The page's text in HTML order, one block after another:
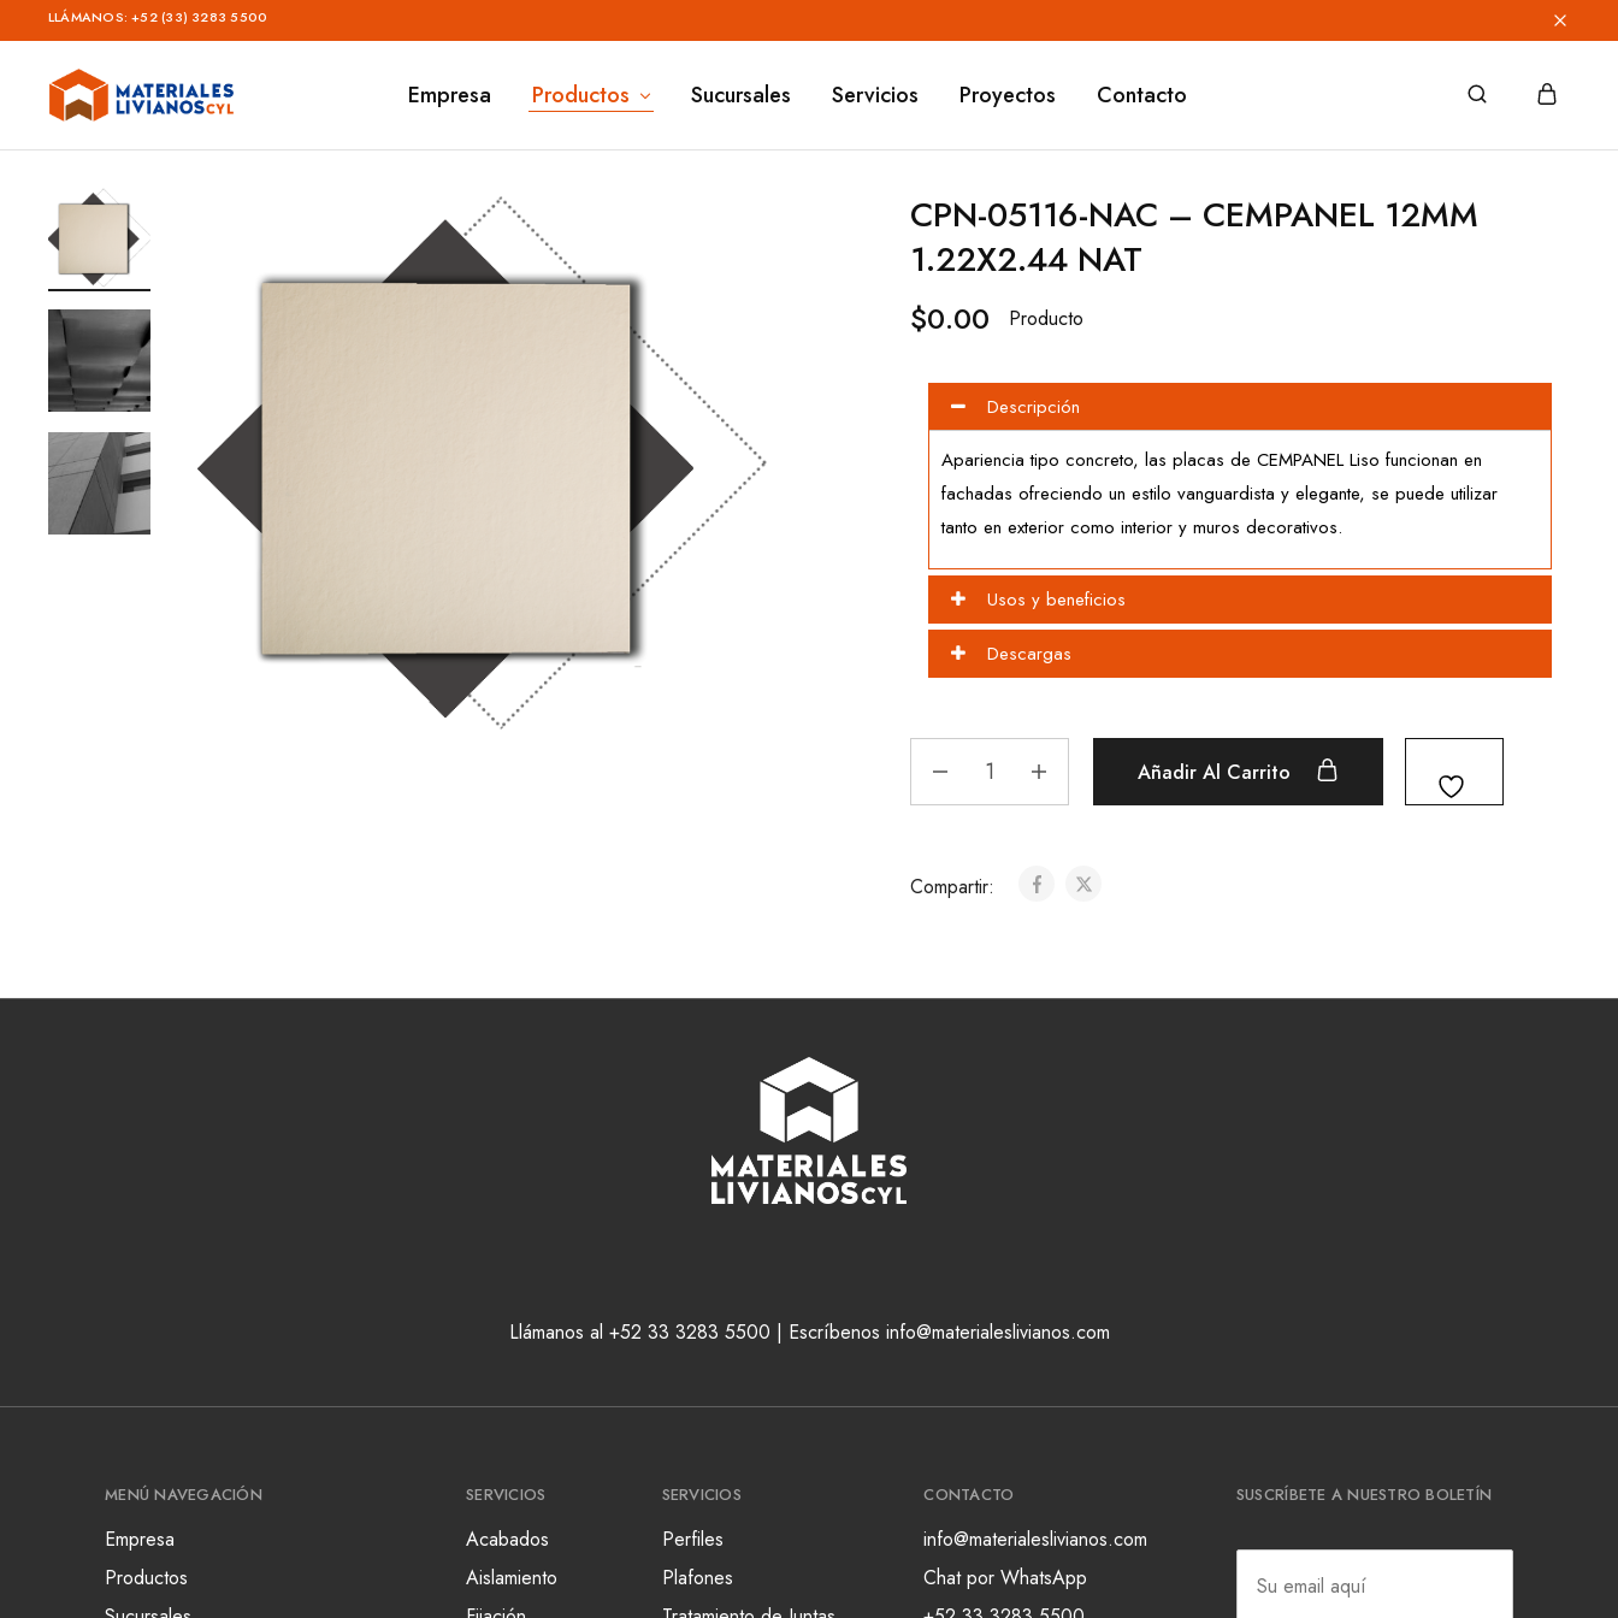
LLÁMANOS: +52 (33) 3283 5500
Materiales
Livianos
CYL
Empresa Productos Sucursales Servicios Proyectos Contacto
CPN-05116-NAC – CEMPANEL 12MM
1.22X2.44 NAT
$0.00 Producto
Descripción
Apariencia tipo concreto, las placas de CEMPANEL Liso funcionan en
fachadas ofreciendo un estilo vanguardista y elegante, se puede utilizar
tanto en exterior como interior y muros decorativos.
Usos y beneficios
Descargas
Añadir Al Carrito
Compartir:
Llámanos al +52 33 3283 5500 | Escríbenos info@materialeslivianos.com
MENÚ NAVEGACIÓN
Empresa
Productos
SERVICIOS
Acabados
Aislamiento
SERVICIOS
Perfiles
Plafones
CONTACTO
info@materialeslivianos.com
Chat por WhatsApp
SUSCRÍBETE A NUESTRO BOLETÍN